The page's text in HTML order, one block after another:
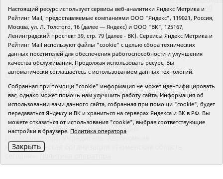
районов ТО
RSS поток
Сведения об
организации
Главный редактор Рябков А.В.
Редакция: 625002, Тюмень, Осипенко, 81,
телефон (3452)49-00-18, e-mail: tumentoday@obl72.ru
Адрес для писем: 625000, Россия, Тюмень, Почтамт,
а/я 371. Для пресс-релизов: tumentoday@obl72.ru.
Отдел писем: тел. (3452) 39-90-59. Отдел рекламы:
тел. (3452) 39-90-51. Регистрация СМИ: Сетевое
издание «Интернет-газета «Тюменская область
сегодня», свидетельство о регистрации СМИ Эл №
ФС77-64918 от 24.02.2016 выдано Федеральной
службой по надзору в сфере связи, информационных
технологий и массовых коммуникаций
(Роскомнадзор). Учредитель: Автономная
некоммерческая организация «Тюменская область
Настоящий ресурс использует сервисы веб-аналитики Яндекс Метрика и
Рейтинг Mail, предоставляемые компаниями ООО "Яндекс", 119021, Россия,
Москва, ул. Л. Толстого, 16 (далее — Яндекс) и ООО "ВК", 125167,
Ленинградский проспект 39, стр. 79 (далее - ВК). Сервисы Яндекс Метрика и
Рейтинг Mail используют файлы "cookie" с целью сбора технических
данных посетителей для обеспечения работоспособности и улучшения
качества обслуживания. Продолжая использовать ресурс, Вы
автоматически соглашаетесь с использованием данных технологий.
Собранная при помощи "cookie" информация не может идентифицировать
вас, однако может помочь нам улучшить работу сайта. Информация об
использовании вами данного сайта, собранная при помощи "cookie", будет
передаваться Яндексу и ВК и храниться на серверах Яндекса и ВК в РФ. Вы
можете отказаться от использования "cookie", выбрав соответствующие
настройки в браузере. Политика оператора
Закрыть